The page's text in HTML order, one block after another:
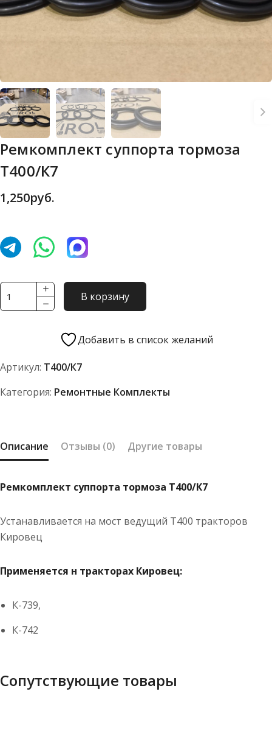
Ремкомплект суппорта тормоза
Т400/К7
1,250руб.
Количество
товара
Т400/
В корзину
Добавить в список желаний
Артикул: Т400/К7
Категория: Ремонтные Комплекты
Описание Отзывы (0) Другие товары
Ремкомплект суппорта тормоза Т400/К7
Устанавливается на мост ведущий Т400 тракторов
Кировец
Применяется н тракторах Кировец:
К-739,
К-742
Сопутствующие товары